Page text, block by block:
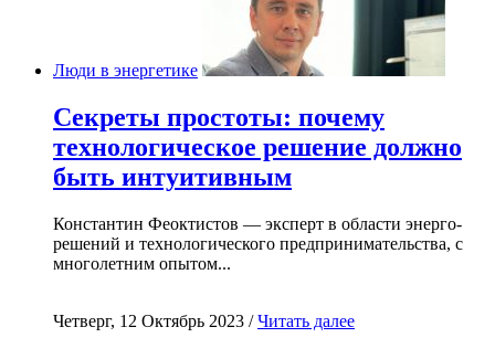
Люди в энергетике
Секреты простоты: почему
технологическое решение должно
быть интуитивным
Константин Феоктистов — эксперт в области энерго-
решений и технологического предпринимательства, с
многолетним опытом...
Четверг, 12 Октябрь 2023 /Читать далее